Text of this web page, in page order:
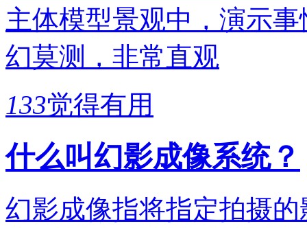
主体模型景观中，演示
幻莫测，非常直观
133觉得有用
什么叫幻影成像系统？
幻影成像指将指定拍摄